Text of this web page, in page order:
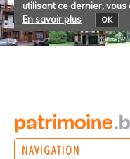
utilisant ce dernier,
En savoir plus
OK
NAVIGATION